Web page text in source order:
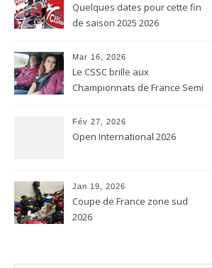
Quelques dates pour cette fin
de saison 2025 2026
Mar 16, 2026
Le CSSC brille aux
Championnats de France Semi
Fév 27, 2026
Open International 2026
Jan 19, 2026
Coupe de France zone sud
2026